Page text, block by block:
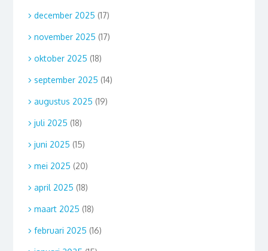
december 2025 (17)
november 2025 (17)
oktober 2025 (18)
september 2025 (14)
augustus 2025 (19)
juli 2025 (18)
juni 2025 (15)
mei 2025 (20)
april 2025 (18)
maart 2025 (18)
februari 2025 (16)